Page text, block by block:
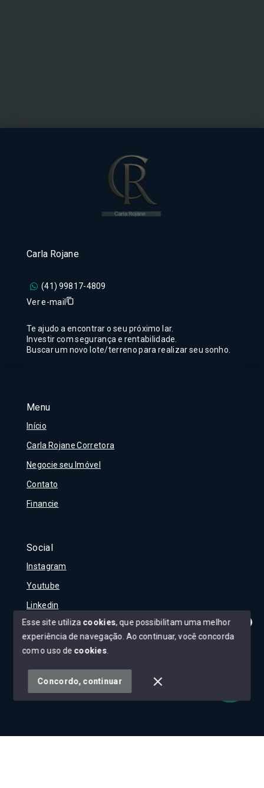
Olá! Tudo bem?
Menu
Início
Carla Rojane Corretora
Negocie seu Imóvel
Contato
Financie
Social
Instagram
Youtube
Linkedin
© Copyright 2026 - Carla Rojane - Todos os direitos
SITE PARA IMOBILIARIA
Carla Rojane
(41) 99817-4809
Ver e-mail
Te ajudo a encontrar o seu próximo lar.
Investir com segurança e rentabilidade.
Buscar um novo lote/terreno para realizar seu sonho.
Esse site utiliza cookies, que possibilitam uma melhor
experiência de navegação. Ao continuar, você concorda
com o uso de cookies
Concordo, continuar